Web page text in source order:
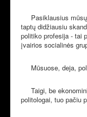
Pasiklausius mūsų
taptų didžiausiu
politiko profesija - tai
įvairios socialinės
Mūsuose, deja,
Taigi, be
politologai, tuo pačiu